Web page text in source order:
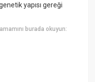
yapısı gereği
burada okuyun: